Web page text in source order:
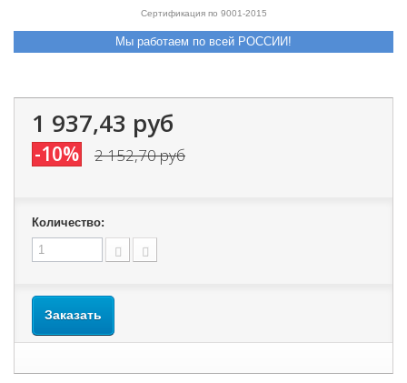
Сертификация по 9001-2015
Мы работаем по всей РОССИИ!
1 937,43 руб
-10% 2 152,70 руб
Количество:
Заказать